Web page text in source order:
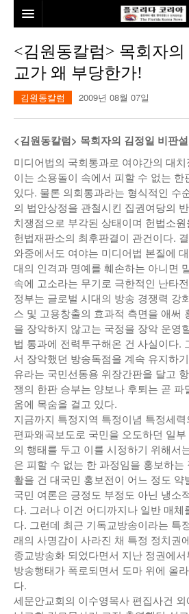
본사소개
뉴스
김명열칼럼
이명덕칼럼
김선옥칼럼
김원동칼럼
본보특집
100인선/독자광장
100인선
독자광장
여행
인근여행지
놀이공원
낚시/비치
골프
인터뷰/탐방
<김원동칼럼> 목회자
교가 왜 부당한가!
김원동칼럼 2009년 08월 07일
<김원동칼럼> 목회자의 김정일 비판
미디어법의 국회통과로 여야간의 대
이는 소용돌이 속에서 피할 수 없는 한
있다. 물론 의회통과라는 형식적인 수
의 법안상정을 관철시킨 집권여당의
치쟁점으로 부각된 상태이며 헌법소
헌법재판소의 최후판결이 관건이다.
와중에서도 여야는 미디어법 본질에
대의 인격과 명예를 훼손하는 아니면
속에 고소라는 무기로 극한적인 난타
정부는 글로벌 시대의 방송 경쟁력 강
스 및 고용창출의 효과적 측면을 애써
을 장악하지 않고는 국정을 장악 운영
법 통과에 전력투구해온 건 사실이다.
서 장악했던 방송독점을 계속 유지하
유라는 국민선동용 위장간판을 달고
쟁의 한판 승부는 양보나 후퇴는 곧
움에 목숨을 걸고 있다.
지금까지 특정지역 특정이념 특정세
편파왜곡보도로 국민을 오도하던 일
의 행태를 두고 이를 시정하기 위해서
은 피할 수 없는 한 과정임을 홍보하
활을 건 대국민 홍보전이 어느 정도
국민 여론은 긍정도 부정도 아닌 냉소
다. 그러나 이건 어디까지나 일반 매체
다. 그런데 최근 기독교방송이라는 특
래의 사명감이 사라진 채 특정 정치권
종교방송화 되었다면서 지난 정권에
방송행태가 폭로되면서 도마 위에 올
다.
세문안교회의 이수영목사 편집사건